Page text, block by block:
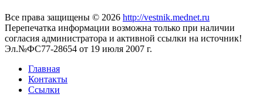
Все права защищены © 2026 http://vestnik.mednet.ru
Перепечатка информации возможна только при наличии
согласия администратора и активной ссылки на источник!
Эл.№ФС77-28654 от 19 июля 2007 г.
Главная
Контакты
Ссылки